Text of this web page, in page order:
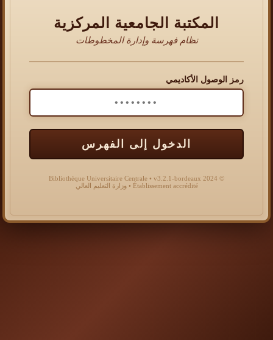
المكتبة الجامعية المركزية
نظام فهرسة وإدارة المخطوطات
رمز الوصول الأكاديمي
الدخول إلى الفهرس
© 2024 Bibliothèque Universitaire Centrale • v3.2.1-bordeaux
Établissement accrédité • وزارة التعليم العالي